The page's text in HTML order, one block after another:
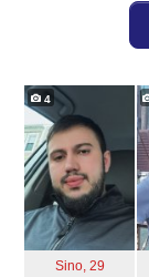
4
Sino, 29